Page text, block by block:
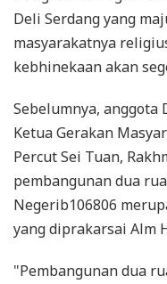
Deli Serdang yang
masyarakatnya
kebhinekaan akan
Sebelumnya, anggota
Ketua Gerakan
Percut Sei Tuan,
pembangunan dua
Negerib106806
yang diprakarsai Alm
"Pembangunan dua